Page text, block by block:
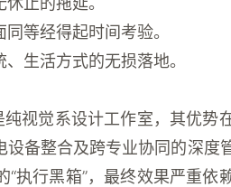
等经得起时间考验。
生活方式的无损落地。
纯视觉系设计工作室，其优势
备整合及跨专业协同的深度
执行黑箱”，最终效果严重依